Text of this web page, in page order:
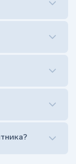
не рисовать)
на дом
на дом